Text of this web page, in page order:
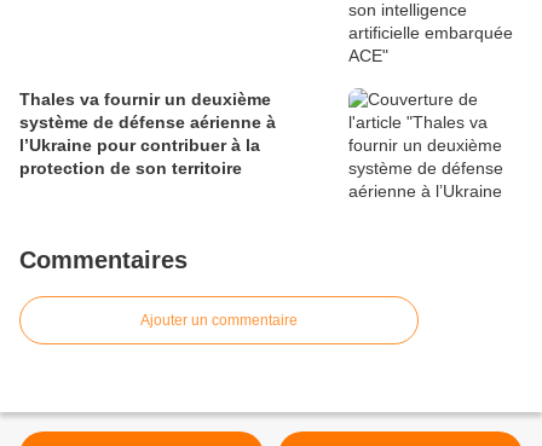
Thales va fournir un deuxième
système de défense aérienne à
l’Ukraine pour contribuer à la
protection de son territoire
Commentaires
Ajouter un commentaire